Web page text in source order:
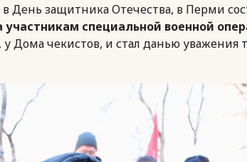
в День защитника Отечества, в Перми
участникам специальной военной
у Дома чекистов, и стал данью